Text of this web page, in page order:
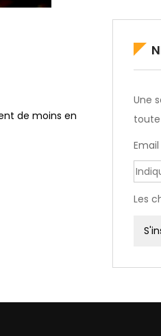
de moins en
Une
Les